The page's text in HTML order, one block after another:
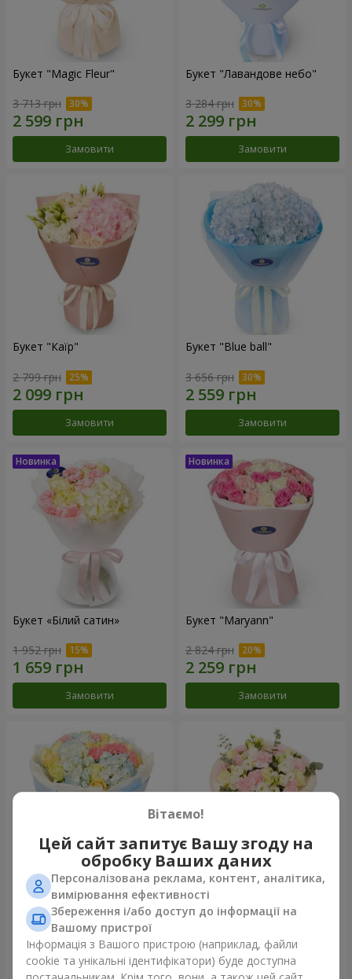
Букет "Magic Fleur"
3 713 грн
Замовити
Букет "Лавандове небо"
3 284 грн
Замовити
Букет "Каїр"
2 799 грн
Замовити
Букет "Blue ball"
3 656 грн
Замовити
Букет «Білий сатин»
1 952 грн
Замовити
Букет "Maryann"
2 824 грн
Замовити
Букет "Небесна блакить"
5 629 грн
Замовити
Букет "Secret"
Замовити
Вітаємо!
Цей сайт запитує Вашу згоду на
обробку Ваших даних
Персоналізована реклама, контент, аналітика,
вимірювання ефективності
Збереження і/або доступ до інформації на
Вашому пристрої
Інформація з Вашого пристрою (наприклад, файли
cookie та унікальні ідентифікатори) буде доступна